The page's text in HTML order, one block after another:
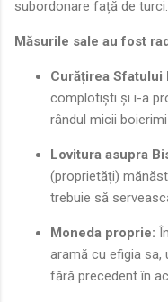
subordonare față de turci.
Măsurile sale au fost
Curățirea Sfatului
complotiști și i-a
rândul micii
Lovitura asupra
(proprietăți)
trebuie să
Moneda proprie:
aramă cu efigia sa,
fără precedent în